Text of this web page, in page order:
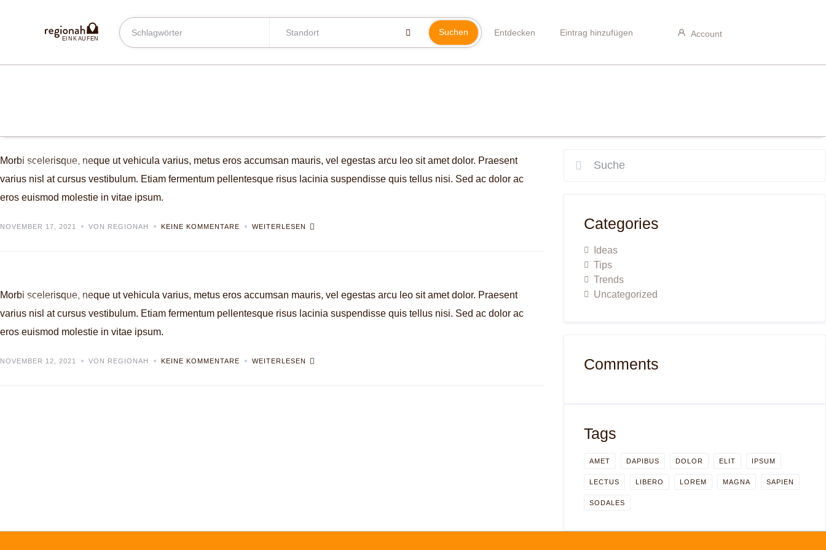
E INKAUFEN
Suchen Entdecken Eintrag hinzufügen Account
IDEAS TIPS
Morbi scelerisque, neque ut vehicula varius, metus eros accumsan mauris, vel egestas arcu leo sit amet dolor. Praesent
varius nisl at cursus vestibulum. Etiam fermentum pellentesque risus lacinia suspendisse quis tellus nisi. Sed ac dolor ac
eros euismod molestie in vitae ipsum.
NOVEMBER 17, 2021 VON REGIONAH KEINE KOMMENTARE WEITERLESEN
IDEAS TIPS
Morbi scelerisque, neque ut vehicula varius, metus eros accumsan mauris, vel egestas arcu leo sit amet dolor. Praesent
varius nisl at cursus vestibulum. Etiam fermentum pellentesque risus lacinia suspendisse quis tellus nisi. Sed ac dolor ac
eros euismod molestie in vitae ipsum.
NOVEMBER 12, 2021 VON REGIONAH KEINE KOMMENTARE WEITERLESEN
Categories
Ideas
Tips
Trends
Uncategorized
Comments
Tags
AMET DAPIBUS DOLOR ELIT IPSUM
LECTUS LIBERO LOREM MAGNA SAPIEN
SODALES